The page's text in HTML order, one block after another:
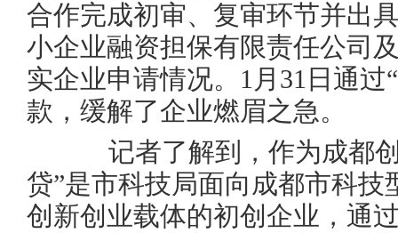
合作完成初审、复审环节并出
小企业融资担保有限责任公司
实企业申请情况。1月31日通
款，缓解了企业燃眉之急。
记者了解到，作为成都创
贷”是市科技局面向成都市科
创新创业载体的初创企业，通